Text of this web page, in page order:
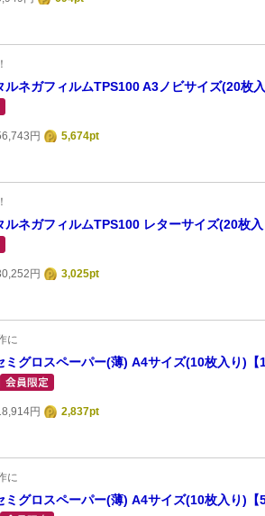
ネガフィルムTPS100 A3ノビサイズ(20枚
円 5,674pt
ネガフィルムTPS100 レターサイズ(20枚入
円 3,025pt
に
グロスペーパー(薄) A4サイズ(10枚入り)【
円 2,837pt
に
グロスペーパー(薄) A4サイズ(10枚入り)【5